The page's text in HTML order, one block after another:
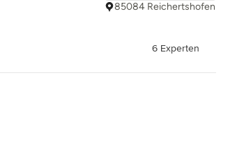
85084 Reichertshofen
6 Experten